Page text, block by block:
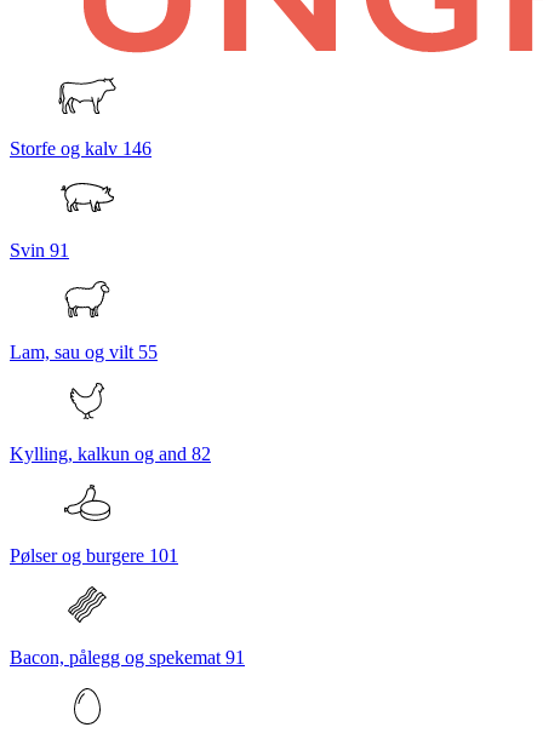
Storfe og kalv 146
Svin 91
Lam, sau og vilt 55
Kylling, kalkun og and 82
Pølser og burgere 101
Bacon, pålegg og spekemat 91